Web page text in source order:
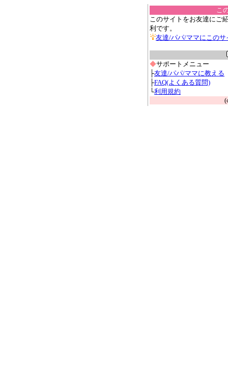
こ
このサイトをお友達にご
利です。
友達/パパ/ママにこのサ
◆サポートメニュー
├友達/パパ/ママに教える
├FAQ(よくある質問)
└利用規約